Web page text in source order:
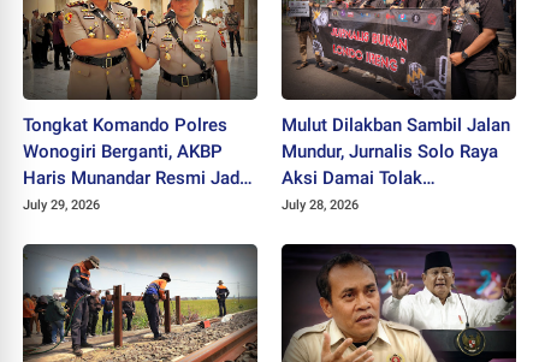
Tongkat Komando Polres
Wonogiri Berganti, AKBP
Haris Munandar Resmi Jadi
Kapolres Baru
July 29, 2026
Mulut Dilakban Sambil Jalan
Mundur, Jurnalis Solo Raya
Aksi Damai Tolak
Stigmatisasi "Londo Ireng"
July 28, 2026